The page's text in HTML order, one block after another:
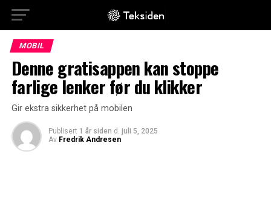
MOBIL
Denne gratisappen kan stoppe
farlige lenker før du klikker
Gir ekstra sikkerhet på mobilen
Publisert 1 år siden d. juli 5, 2025
Av Fredrik Andresen